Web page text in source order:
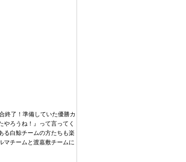
終了！準備していた優勝カ
ろうね！』って言ってく
る白鯨チームの方たちも楽
マチームと渡嘉敷チームに